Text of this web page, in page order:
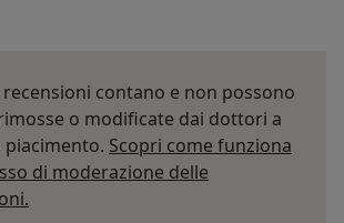
contano e non possono
o modificate dai dottori a
Scopri come funziona
di moderazione delle